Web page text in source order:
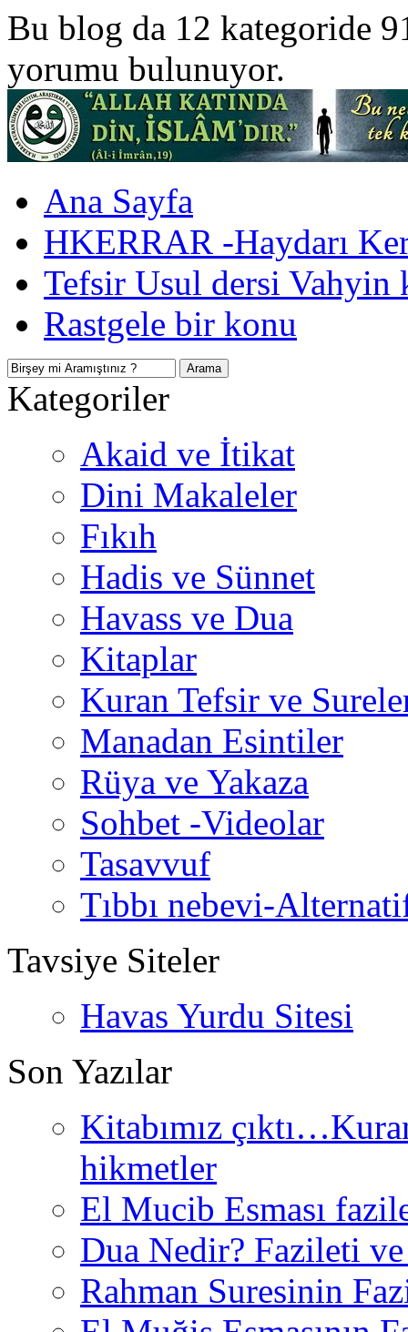
Bu blog da 12 kategoride
yorumu bulunuyor.
Ana Sayfa
HKERRAR -Haydarı
Tefsir Usul dersi Vahyin
Rastgele bir konu
Kategoriler
Akaid ve İtikat
Dini Makaleler
Fıkıh
Hadis ve Sünnet
Havass ve Dua
Kitaplar
Kuran Tefsir ve
Manadan Esintiler
Rüya ve Yakaza
Sohbet -Videolar
Tasavvuf
Tıbbı nebevi-
Tavsiye Siteler
Havas Yurdu Sitesi
Son Yazılar
Kitabımız
hikmetler
El Mucib Esması
Dua Nedir? Fazileti
Rahman Suresinin